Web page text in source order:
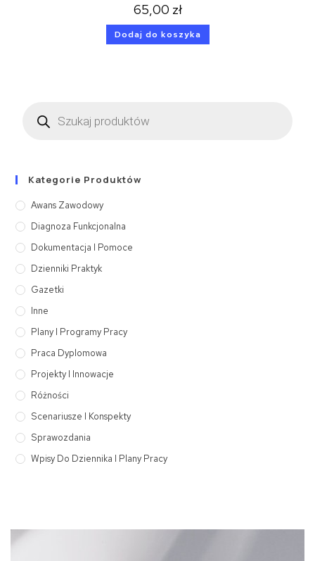
65,00 zł
Dodaj do koszyka
Kategorie Produktów
Awans Zawodowy
Diagnoza Funkcjonalna
Dokumentacja I Pomoce
Dzienniki Praktyk
Gazetki
Inne
Plany I Programy Pracy
Praca Dyplomowa
Projekty I Innowacje
Różności
Scenariusze I Konspekty
Sprawozdania
Wpisy Do Dziennika I Plany Pracy